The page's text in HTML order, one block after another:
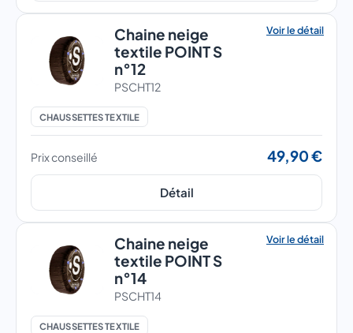
Chaine neige
textile POINT S
n°12
Voir le détail
PSCHT12
CHAUSSETTES TEXTILE
Prix conseillé 49,90 €
Détail
Chaine neige
textile POINT S
n°14
Voir le détail
PSCHT14
CHAUSSETTES TEXTILE